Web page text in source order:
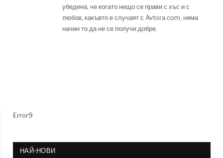
убедена, че когато нещо се прави с хъс и с
любов, какъвто е случаят с Avtora.com, няма
начин то да не се получи добре.
Error9
НАЙ-НОВИ